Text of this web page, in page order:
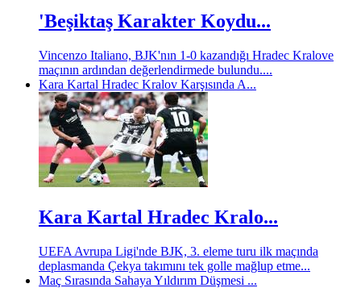
'Beşiktaş Karakter Koydu...
Vincenzo Italiano, BJK'nın 1-0 kazandığı Hradec Kralove
maçının ardından değerlendirmede bulundu....
Kara Kartal Hradec Kralov Karşısında A...
Kara Kartal Hradec Kralo...
UEFA Avrupa Ligi'nde BJK, 3. eleme turu ilk maçında
deplasmanda Çekya takımını tek golle mağlup etme...
Maç Sırasında Sahaya Yıldırım Düşmesi ...